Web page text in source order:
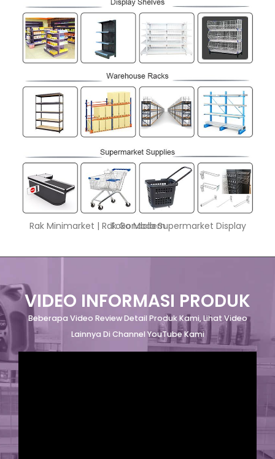
Rak Minimarket | Rak Gondola Supermarket Display Toko Modern
VIDEO INFORMASI PRODUK
Beberapa Video Review Detail Produk Kami, Lihat Video
Lainnya Di Channel YouTube Kami